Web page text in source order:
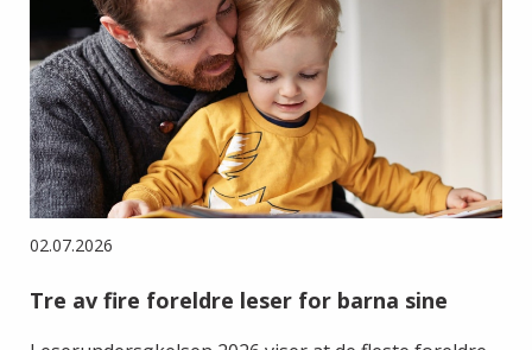
02.07.2026
Tre av fire foreldre leser for barna sine